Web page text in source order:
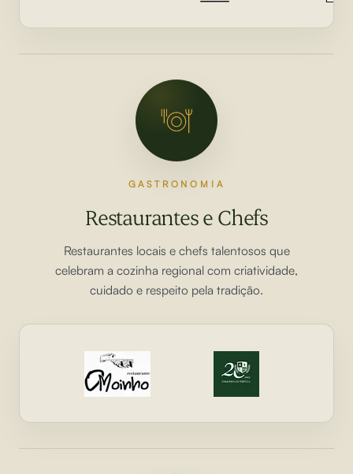
GASTRONOMIA
Restaurantes e Chefs
Restaurantes locais e chefs talentosos que
celebram a cozinha regional com criatividade,
cuidado e respeito pela tradição.